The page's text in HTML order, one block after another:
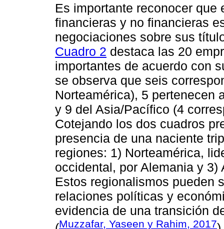
Es importante reconocer
financieras y no financieras
negociaciones sobre sus
Cuadro 2 destaca las 20
importantes de acuerdo con
se observa que seis
Norteamérica), 5 pertenecen
y 9 del Asia/Pacífico (4
Cotejando los dos cuadros
presencia de una naciente
regiones: 1) Norteamérica,
occidental, por Alemania y
Estos regionalismos pueden
relaciones políticas y
evidencia de una transición
Muzzafar, Yaseen y Rahim, 2017